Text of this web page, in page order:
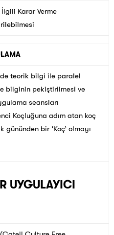
Karar Verme
teorik bilgi ile paralel
bilginin pekiştirilmesi ve
seansları
Koçluğuna adım atan koç
bir ‘Koç’ olmayı
UYGULAYICI